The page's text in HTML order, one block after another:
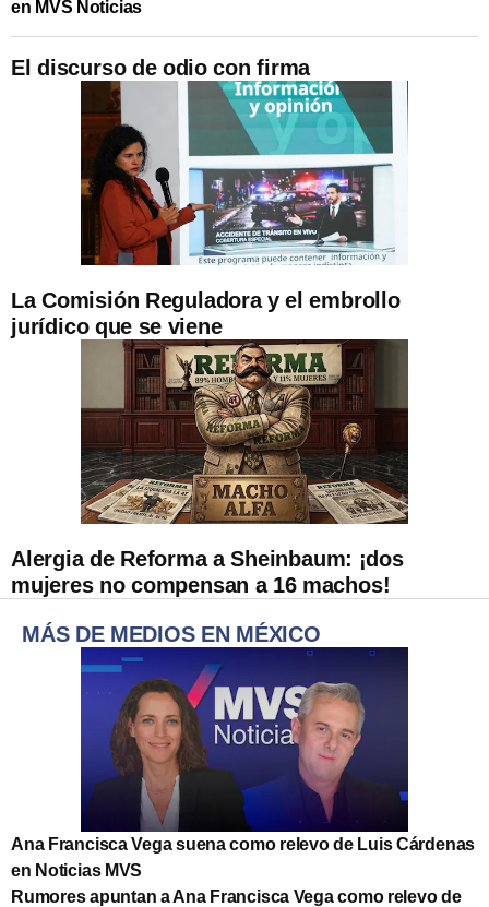
El discurso de odio con firma
La Comisión Reguladora y el embrollo
jurídico que se viene
en MVS Noticias
Alergia de Reforma a Sheinbaum: ¡dos
mujeres no compensan a 16 machos!
MÁS DE MEDIOS EN MÉXICO
Ana Francisca Vega suena como relevo de Luis Cárdenas
en Noticias MVS
Rumores apuntan a Ana Francisca Vega como relevo de